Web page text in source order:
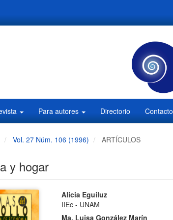
Para autores Directorio Contacto
Vol. 27 Núm. 106 (1996) ARTÍCULOS
y hogar
Contenido
principal
Alicia Eguiluz
IIEc - UNAM
Ma. Luisa González Marín